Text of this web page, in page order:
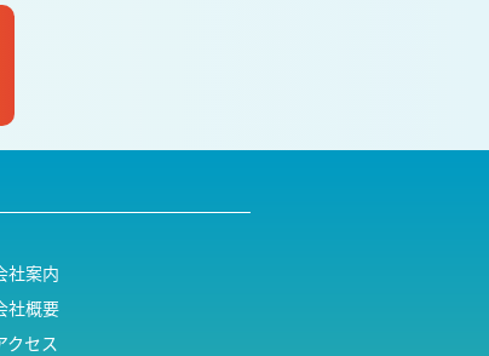
社案内
社概要
クセス